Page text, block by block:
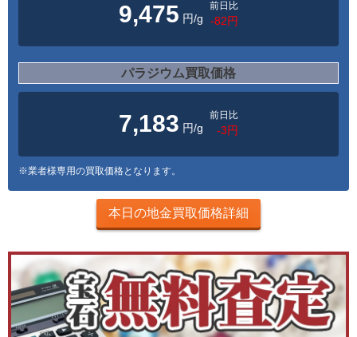
9,475 円/g
前日比
-82円
パラジウム買取価格
7,183 円/g
前日比
-3円
※業者様専用の買取価格となります。
本日の地金買取価格詳細